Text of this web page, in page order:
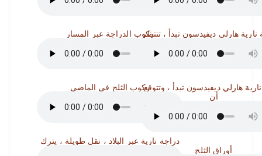
ركوب الدراجة عبر المسار
ركوب الثلج في الماضي
دراجة نارية عبر البلاد ، نقل طويلة ، يترك
هارلي ديفيدسون تبدأ ، وتتوقع
أن
أوراق الثلج